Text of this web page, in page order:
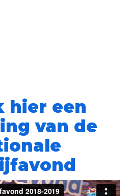
hier een
van de